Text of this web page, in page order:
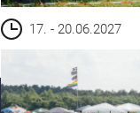
17. - 20.06.2027